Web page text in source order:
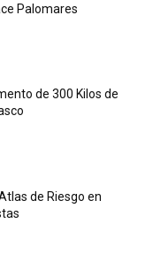
Palomares
de 300 Kilos de
de Riesgo en